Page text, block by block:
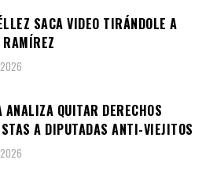
SACA VIDEO TIRÁNDOLE A
ANALIZA QUITAR DERECHOS
A DIPUTADAS ANTI-VIEJITOS